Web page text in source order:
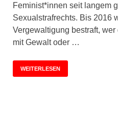
Feminist*innen seit langem
Sexualstrafrechts. Bis 2016
Vergewaltigung bestraft,
mit Gewalt oder …
WEITERLESEN